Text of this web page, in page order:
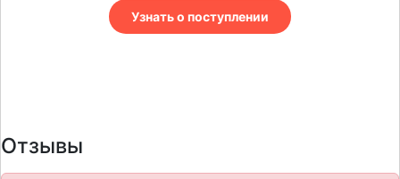
Узнать о поступлении
Отзывы